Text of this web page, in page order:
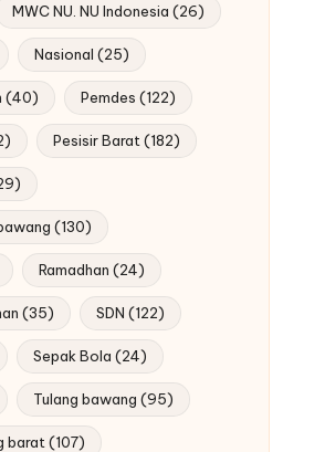
MWC NU. NU Indonesia (26)
Nasional (25)
(40) Pemdes (122)
Pesisir Barat (182)
(130)
Ramadhan (24)
(35) SDN (122)
Sepak Bola (24)
Tulang bawang (95)
barat (107)